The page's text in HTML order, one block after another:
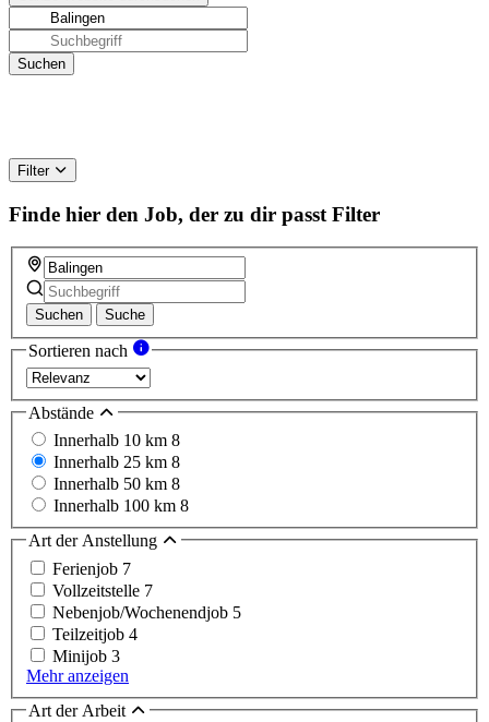
Filter
Finde hier den Job, der zu dir passt Filter
Suchen Suche
Sortieren nach
Abstände
Innerhalb 10 km 8
Innerhalb 25 km 8
Innerhalb 50 km 8
Innerhalb 100 km 8
Art der Anstellung
Ferienjob 7
Vollzeitstelle 7
Nebenjob/Wochenendjob 5
Teilzeitjob 4
Minijob 3
Mehr anzeigen
Art der Arbeit